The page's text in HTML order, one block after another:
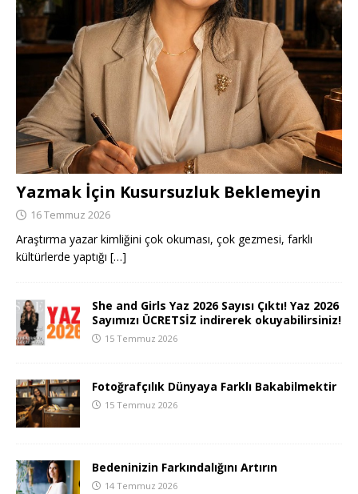
Yazmak İçin Kusursuzluk Beklemeyin
16 Temmuz 2026
Araştırma yazar kimliğini çok okuması, çok gezmesi, farklı
kültürlerde yaptığı […]
She and Girls Yaz 2026 Sayısı Çıktı! Yaz 2026
Sayımızı ÜCRETSİZ indirerek okuyabilirsiniz!
15 Temmuz 2026
Fotoğrafçılık Dünyaya Farklı Bakabilmektir
15 Temmuz 2026
Bedeninizin Farkındalığını Artırın
14 Temmuz 2026